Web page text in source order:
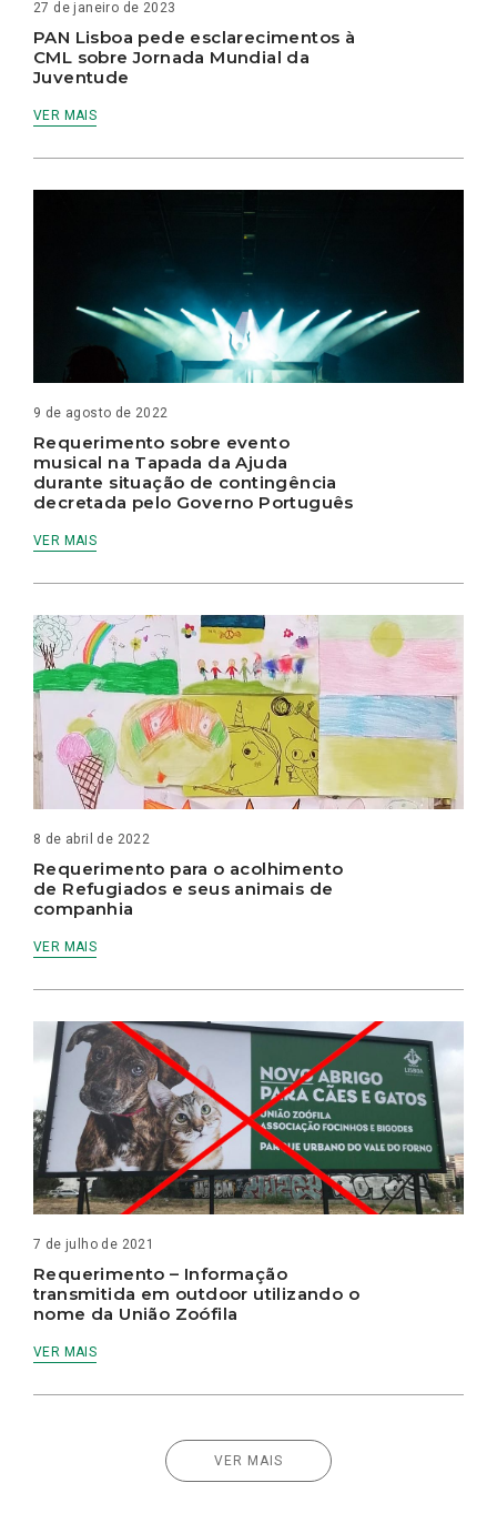
27 de janeiro de 2023
PAN Lisboa pede esclarecimentos à
CML sobre Jornada Mundial da
Juventude
VER MAIS
9 de agosto de 2022
Requerimento sobre evento
musical na Tapada da Ajuda
durante situação de contingência
decretada pelo Governo Português
VER MAIS
8 de abril de 2022
Requerimento para o acolhimento
de Refugiados e seus animais de
companhia
VER MAIS
7 de julho de 2021
Requerimento – Informação
transmitida em outdoor utilizando o
nome da União Zoófila
VER MAIS
VER MAIS